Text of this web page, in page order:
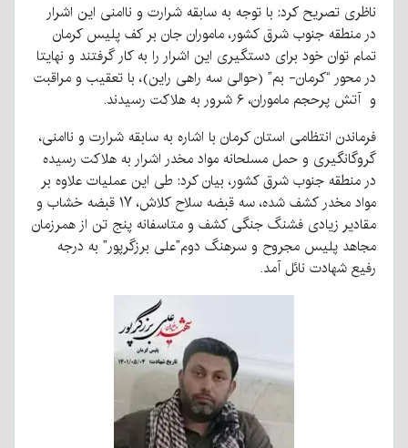
ناظری تصریح کرد: با توجه به سابقه شرارت و ناامنی این اشرار
در منطقه جنوب شرق کشور، ماموران جان بر کف پلیس کرمان
تمام توان خود برای دستگیری این اشرار را به کار گرفتند و نهایتا
در محور “کرمان- بم” (حوالی سه راهی راین)، با تعقیب و مراقبت
و آتش پرحجم ماموران، ۶ شرور به هلاکت رسیدند.
فرماندن انتظامی استان کرمان با اشاره به سابقه شرارت و ناامنی،
گروگانگیری و حمل مسلحانه مواد مخدر اشرار به هلاکت رسیده
در منطقه جنوب شرق کشور، بیان کرد: طی این عملیات علاوه بر
مواد مخدر کشف شده، سه قبضه سلاح کلاش، ۱۷ قبضه خشاب و
مقادیر زیادی فشنگ جنگی کشف و متاسفانه پنج تن از همرزمان
مجاهد پلیس مجروح و سرهنگ دوم”علی برزگرپور” به درجه
رفیع شهادت نائل آمد.